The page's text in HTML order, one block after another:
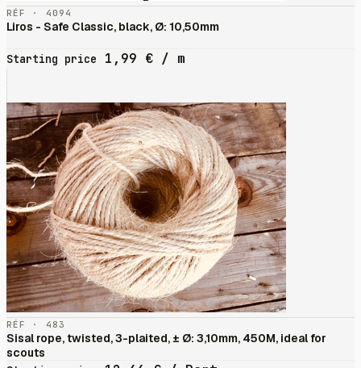
RÉF · 4094
Liros - Safe Classic, black, Ø: 10,50mm
Starting price 1,99 € / m
RÉF · 483
Sisal rope, twisted, 3-plaited, ± Ø: 3,10mm, 450M, ideal for
scouts